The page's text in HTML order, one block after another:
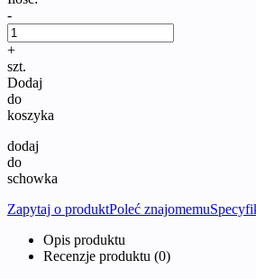
-
+
szt.
Dodaj
do
koszyka
dodaj
do
schowka
Zapytaj o produktPoleć znajomemu
Opis produktu
Recenzje produktu (0)